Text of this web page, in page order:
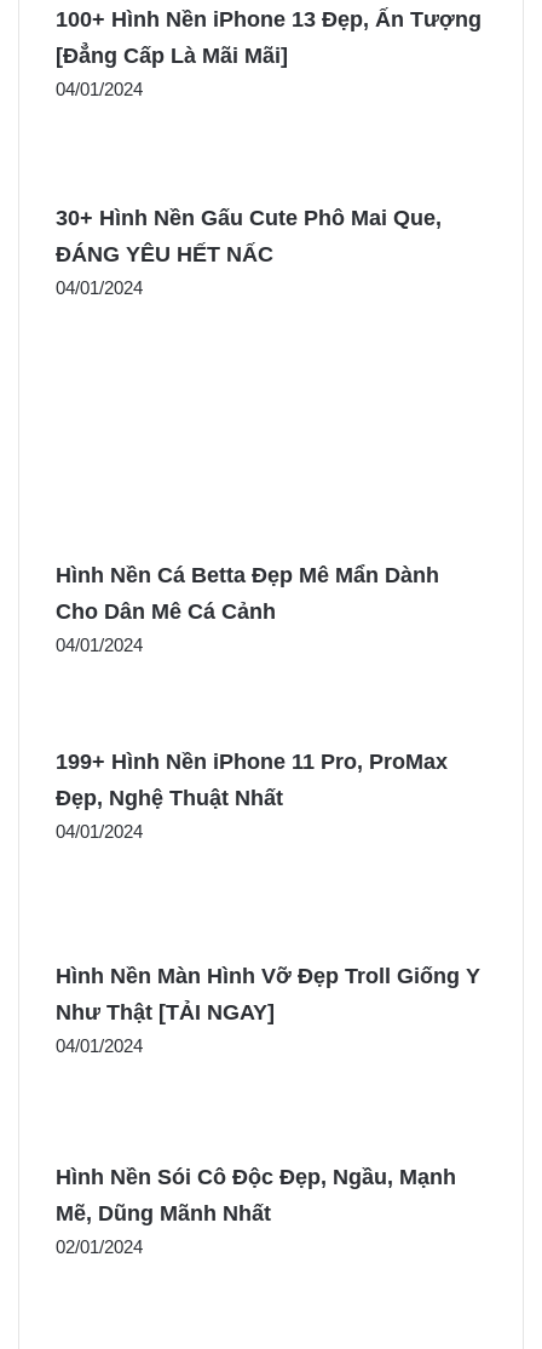
100+ Hình Nền iPhone 13 Đẹp, Ấn Tượng
[Đẳng Cấp Là Mãi Mãi]
04/01/2024
30+ Hình Nền Gấu Cute Phô Mai Que,
ĐÁNG YÊU HẾT NẤC
04/01/2024
Hình Nền Cá Betta Đẹp Mê Mẩn Dành
Cho Dân Mê Cá Cảnh
04/01/2024
199+ Hình Nền iPhone 11 Pro, ProMax
Đẹp, Nghệ Thuật Nhất
04/01/2024
Hình Nền Màn Hình Vỡ Đẹp Troll Giống Y
Như Thật [TẢI NGAY]
04/01/2024
Hình Nền Sói Cô Độc Đẹp, Ngầu, Mạnh
Mẽ, Dũng Mãnh Nhất
02/01/2024